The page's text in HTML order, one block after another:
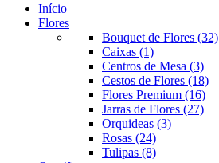
Início
Flores
Bouquet de Flores (32)
Caixas (1)
Centros de Mesa (3)
Cestos de Flores (18)
Flores Premium (16)
Jarras de Flores (27)
Orquideas (3)
Rosas (24)
Tulipas (8)